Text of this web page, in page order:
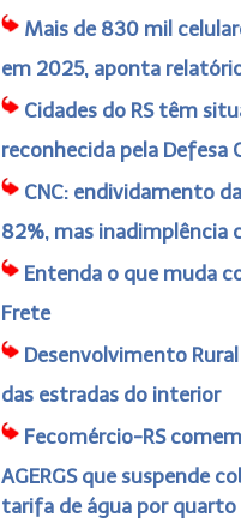
Mais de 830 mil
em 2025, aponta
Cidades do RS têm
reconhecida pela Defesa
CNC: endividamento
82%, mas inadimplência
Entenda o que muda
Frete
Desenvolvimento
das estradas do interior
Fecomércio-RS
AGERGS que suspende
tarifa de água por quarto